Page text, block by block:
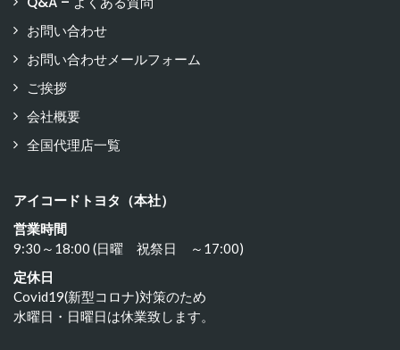
お問い合わせ
お問い合わせメールフォーム
ご挨拶
会社概要
全国代理店一覧
アイコードトヨタ（本社）
営業時間
9:30～18:00 (日曜 祝祭日 ～17:00)
定休日
Covid19(新型コロナ)対策のため
水曜日・日曜日は休業致します。